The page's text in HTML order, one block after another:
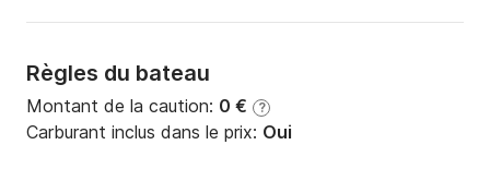
Règles du bateau
Montant de la caution: 0 € ?
Carburant inclus dans le prix: Oui